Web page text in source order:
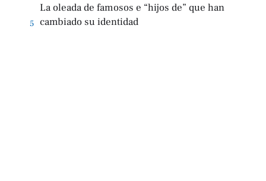
5
La oleada de famosos e “hijos de” que han
cambiado su identidad